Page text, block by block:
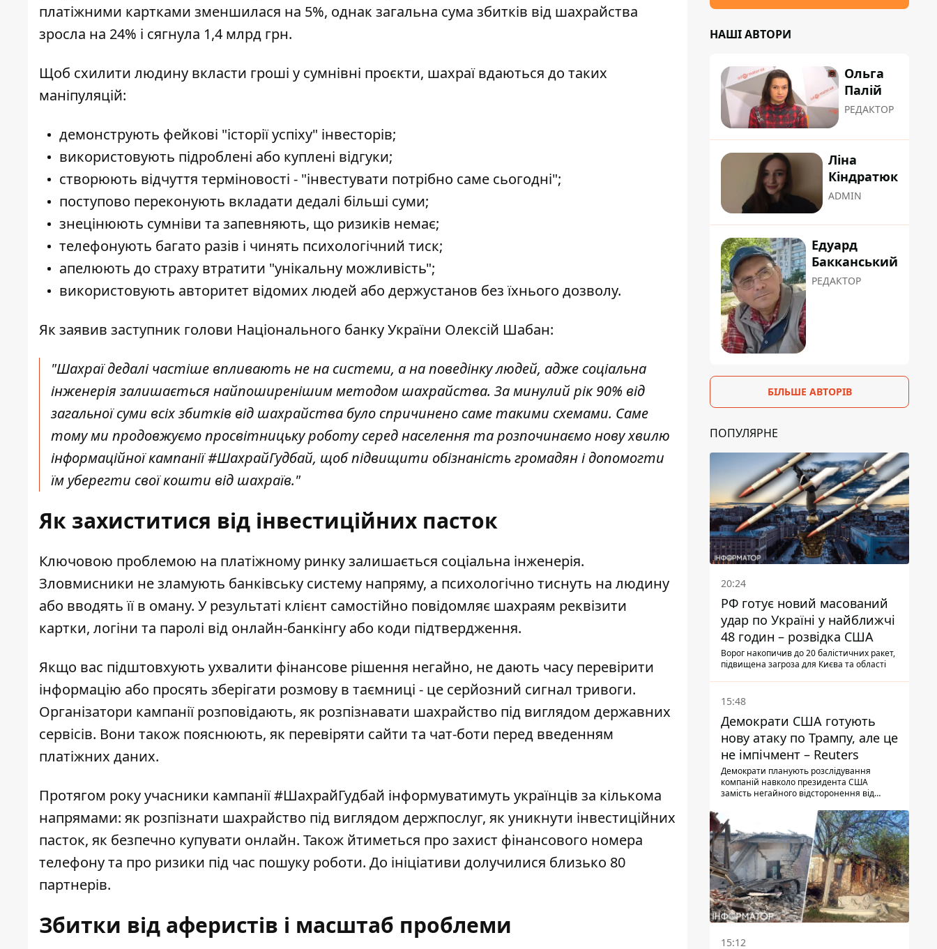
платіжними картками зменшилася на 5%, однак загальна сума збитків від шахрайства
зросла на 24% і сягнула 1,4 млрд грн.
Щоб схилити людину вкласти гроші у сумнівні проєкти, шахраї вдаються до таких
маніпуляцій:
демонструють фейкові "історії успіху" інвесторів;
використовують підроблені або куплені відгуки;
створюють відчуття терміновості - "інвестувати потрібно саме сьогодні";
поступово переконують вкладати дедалі більші суми;
знецінюють сумніви та запевняють, що ризиків немає;
телефонують багато разів і чинять психологічний тиск;
апелюють до страху втратити "унікальну можливість";
використовують авторитет відомих людей або держустанов без їхнього дозволу.
Як заявив заступник голови Національного банку України Олексій Шабан:
"Шахраї дедалі частіше впливають не на системи, а на поведінку людей, адже соціальна
інженерія залишається найпоширенішим методом шахрайства. За минулий рік 90% від
загальної суми всіх збитків від шахрайства було спричинено саме такими схемами. Саме
тому ми продовжуємо просвітницьку роботу серед населення та розпочинаємо нову хвилю
інформаційної кампанії #ШахрайГудбай, щоб підвищити обізнаність громадян і допомогти
їм уберегти свої кошти від шахраїв."
Як захиститися від інвестиційних пасток
Ключовою проблемою на платіжному ринку залишається соціальна інженерія.
Зловмисники не зламують банківську систему напряму, а психологічно тиснуть на людину
або вводять її в оману. У результаті клієнт самостійно повідомляє шахраям реквізити
картки, логіни та паролі від онлайн-банкінгу або коди підтвердження.
Якщо вас підштовхують ухвалити фінансове рішення негайно, не дають часу перевірити
інформацію або просять зберігати розмову в таємниці - це серйозний сигнал тривоги.
Організатори кампанії розповідають, як розпізнавати шахрайство під виглядом державних
сервісів. Вони також пояснюють, як перевіряти сайти та чат-боти перед введенням
платіжних даних.
Протягом року учасники кампанії #ШахрайГудбай інформуватимуть українців за кількома
напрямами: як розпізнати шахрайство під виглядом держпослуг, як уникнути інвестиційних
пасток, як безпечно купувати онлайн. Також йтиметься про захист фінансового номера
телефону та про ризики під час пошуку роботи. До ініціативи долучилися близько 80
партнерів.
Збитки від аферистів і масштаб проблеми
НАШІ АВТОРИ
Ольга
Палій
РЕДАКТОР
Ліна
Кіндратюк
ADMIN
Едуард
Бакканський
РЕДАКТОР
БІЛЬШЕ АВТОРІВ
ПОПУЛЯРНЕ
20:24
РФ готує новий масований
удар по Україні у найближчі
48 годин – розвідка США
Ворог накопичив до 20 балістичних ракет,
підвищена загроза для Києва та області
15:48
Демократи США готують
нову атаку по Трампу, але це
не імпічмент – Reuters
Демократи планують розслідування
компаній навколо президента США
замість негайного відсторонення від
15:12